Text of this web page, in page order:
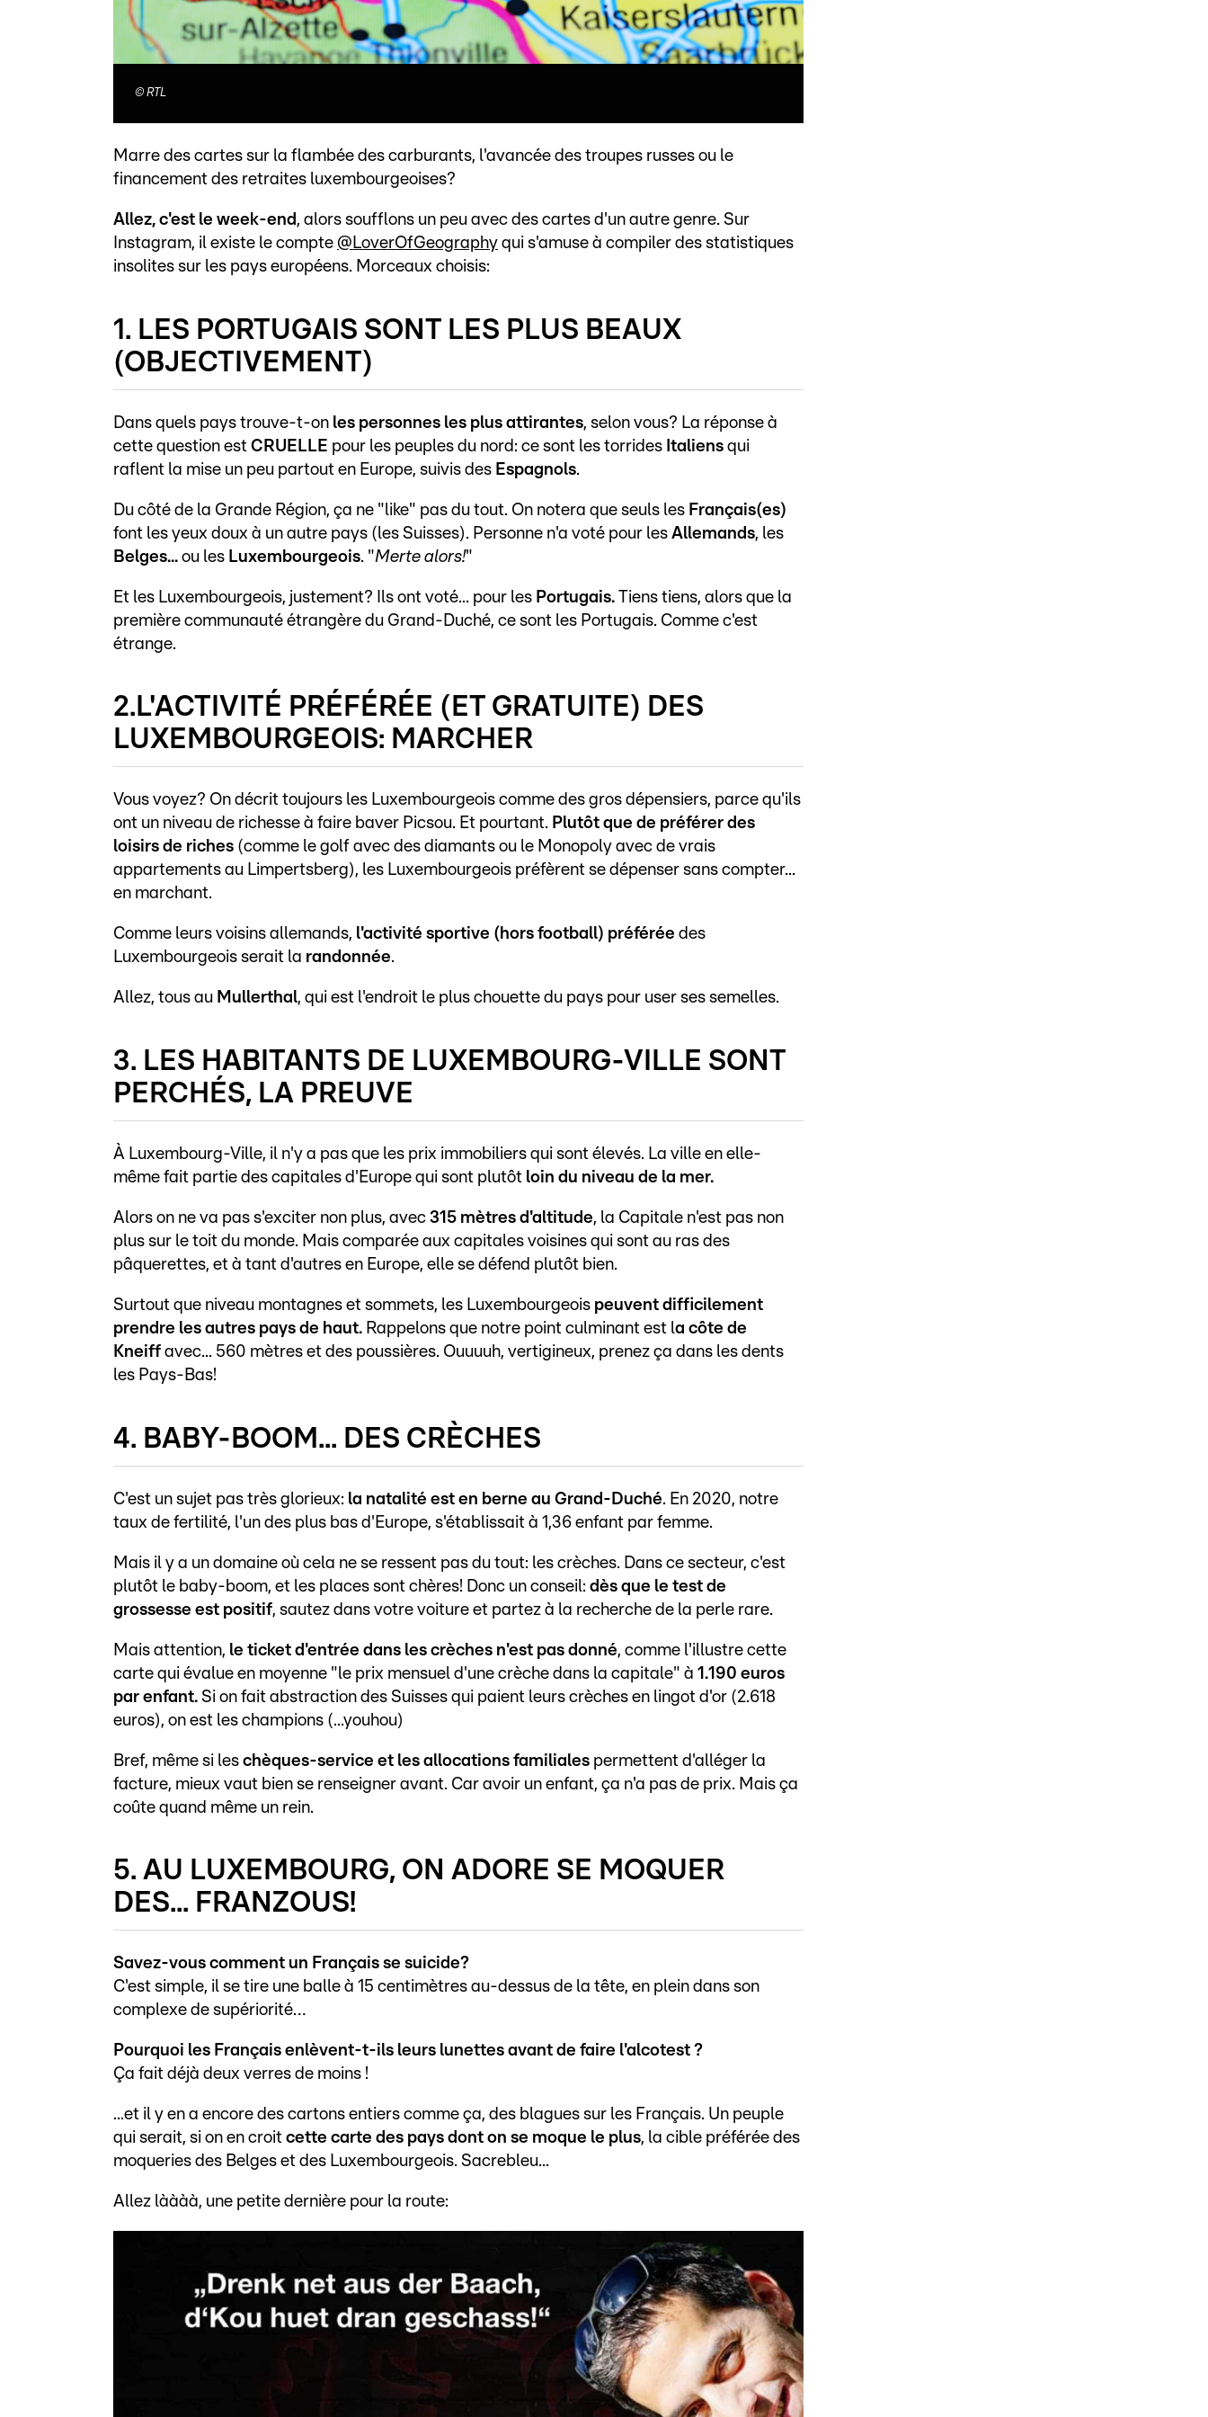
© RTL
Marre des cartes sur la flambée des carburants, l'avancée des troupes russes ou le
financement des retraites luxembourgeoises?
Allez, c'est le week-end , alors soufflons un peu avec des cartes d'un autre genre. Sur
Instagram, il existe le compte @LoverOfGeography qui s'amuse à compiler des statistiques
insolites sur les pays européens. Morceaux choisis:
1. LES PORTUGAIS SONT LES PLUS BEAUX
(OBJECTIVEMENT)
Dans quels pays trouve-t-on les personnes les plus attirantes, selon vous? La réponse à
cette question est CRUELLE pour les peuples du nord: ce sont les torrides Italiens qui
raflent la mise un peu partout en Europe, suivis des Espagnols.
Du côté de la Grande Région, ça ne "like" pas du tout. On notera que seuls les Français(es)
font les yeux doux à un autre pays (les Suisses). Personne n'a voté pour les Allemands, les
Belges... ou les Luxembourgeois. "Merte alors!"
Et les Luxembourgeois, justement? Ils ont voté... pour les Portugais. Tiens tiens, alors que la
première communauté étrangère du Grand-Duché, ce sont les Portugais. Comme c'est
étrange.
2.L'ACTIVITÉ PRÉFÉRÉE (ET GRATUITE) DES
LUXEMBOURGEOIS: MARCHER
Vous voyez? On décrit toujours les Luxembourgeois comme des gros dépensiers, parce qu'ils
ont un niveau de richesse à faire baver Picsou. Et pourtant. Plutôt que de préférer des
loisirs de riches (comme le golf avec des diamants ou le Monopoly avec de vrais
appartements au Limpertsberg), les Luxembourgeois préfèrent se dépenser sans compter...
en marchant.
Comme leurs voisins allemands, l'activité sportive (hors football) préférée des
Luxembourgeois serait la randonnée.
Allez, tous au Mullerthal, qui est l'endroit le plus chouette du pays pour user ses semelles.
3. LES HABITANTS DE LUXEMBOURG-VILLE SONT
PERCHÉS, LA PREUVE
À Luxembourg-Ville, il n'y a pas que les prix immobiliers qui sont élevés. La ville en elle-
même fait partie des capitales d'Europe qui sont plutôt loin du niveau de la mer.
Alors on ne va pas s'exciter non plus, avec 315 mètres d'altitude, la Capitale n'est pas non
plus sur le toit du monde. Mais comparée aux capitales voisines qui sont au ras des
pâquerettes, et à tant d'autres en Europe, elle se défend plutôt bien.
Surtout que niveau montagnes et sommets, les Luxembourgeois peuvent difficilement
prendre les autres pays de haut. Rappelons que notre point culminant est la côte de
Kneiff avec... 560 mètres et des poussières. Ouuuuh, vertigineux, prenez ça dans les dents
les Pays-Bas!
4. BABY-BOOM... DES CRÈCHES
C'est un sujet pas très glorieux: la natalité est en berne au Grand-Duché. En 2020, notre
taux de fertilité, l'un des plus bas d'Europe, s'établissait à 1,36 enfant par femme.
Mais il y a un domaine où cela ne se ressent pas du tout: les crèches. Dans ce secteur, c'est
plutôt le baby-boom, et les places sont chères! Donc un conseil: dès que le test de
grossesse est positif, sautez dans votre voiture et partez à la recherche de la perle rare.
Mais attention, le ticket d'entrée dans les crèches n'est pas donné, comme l'illustre cette
carte qui évalue en moyenne "le prix mensuel d'une crèche dans la capitale" à 1.190 euros
par enfant. Si on fait abstraction des Suisses qui paient leurs crèches en lingot d'or (2.618
euros), on est les champions (...youhou)
Bref, même si les chèques-service et les allocations familiales permettent d'alléger la
facture, mieux vaut bien se renseigner avant. Car avoir un enfant, ça n'a pas de prix. Mais ça
coûte quand même un rein.
5. AU LUXEMBOURG, ON ADORE SE MOQUER
DES... FRANZOUS!
Savez-vous comment un Français se suicide?
C'est simple, il se tire une balle à 15 centimètres au-dessus de la tête, en plein dans son
complexe de supériorité…
Pourquoi les Français enlèvent-t-ils leurs lunettes avant de faire l'alcotest ?
Ça fait déjà deux verres de moins !
...et il y en a encore des cartons entiers comme ça, des blagues sur les Français. Un peuple
qui serait, si on en croit cette carte des pays dont on se moque le plus, la cible préférée des
moqueries des Belges et des Luxembourgeois. Sacrebleu...
Allez làààà, une petite dernière pour la route: